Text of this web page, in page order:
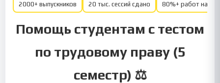
2000+ выпускников 20 тыс. сессий сдано 80%+ работ на
Помощь студентам с тестом
по трудовому праву (5
семестр) ⚖️